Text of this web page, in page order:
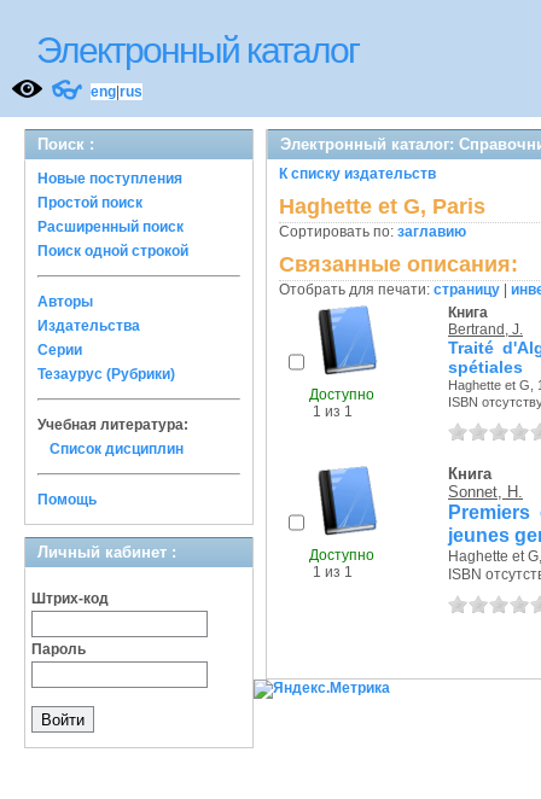
Электронный каталог
👓 eng rus
Поиск :
Новые поступления
Простой поиск
Расширенный поиск
Поиск одной строкой
Авторы
Издательства
Серии
Тезаурус (Рубрики)
Учебная литература:
Список дисциплин
Помощь
Личный кабинет :
Штрих-код
Пароль
Электронный каталог:
К списку издательств
Haghette et G, Paris
Сортировать по: заглавию
Связанные описания:
Отобрать для печати: страницу
Доступно
1 из 1
Книга
Bertrand, J.
Traité
spétiales
Haghette et G,
ISBN
Доступно
1 из 1
Книга
Sonnet, H.
jeunes
Haghette et
ISBN